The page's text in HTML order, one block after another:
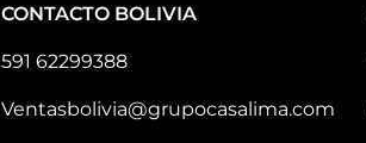
CONTACTO BOLIVIA
591 62299388
Ventasbolivia@grupocasalima.com